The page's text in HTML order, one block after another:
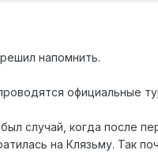
напомнить.
официальные
случай, когда после
на Клязьму. Так